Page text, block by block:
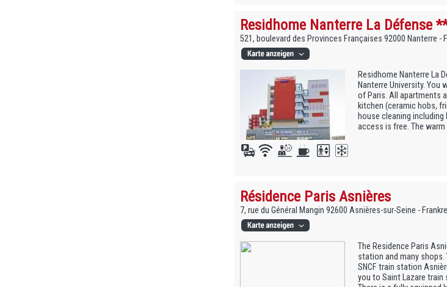
Residhome Nanterre La Défense
521, boulevard des Provinces Françaises 92000 Nanterre -
Residhome Nanterre La
Nanterre University.
of Paris. All apartments
kitchen (ceramic hobs,
house cleaning
access is free. The
Résidence Paris Asnières
7, rue du Général Mangin 92600 Asnières-sur-Seine -
The Residence Paris
station and many shops.
SNCF train station
you to Saint Lazare